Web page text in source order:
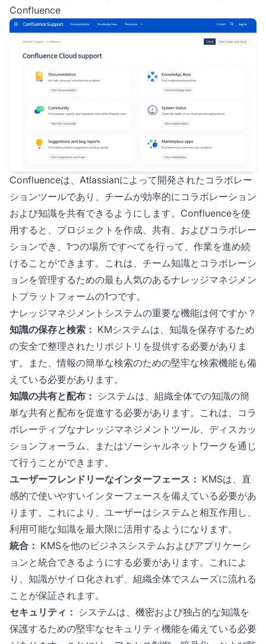
Confluence
Confluenceは、Atlassianによって開発されたコラボレー
ションツールであり、チームが効率的にコラボレーション
および知識を共有できるようにします。Confluenceを使
用すると、プロジェクトを作成、共有、およびコラボレー
ションでき、1つの場所ですべてを行って、作業を進め続
けることができます。これは、チーム知識とコラボレーシ
ョンを管理するための最も人気のあるナレッジマネジメン
トプラットフォームの1つです。
ナレッジマネジメントシステムの重要な機能は何ですか？
知識の保存と検索： KMシステムは、知識を保存するため
の安全で整理されたリポジトリを提供する必要がありま
す。また、情報の簡単な検索のための堅牢な検索機能も備
えている必要があります。
知識の共有と配布： システムは、組織全体での知識の簡
単な共有と配布を促進する必要があります。これは、コラ
ボレーティブなナレッジマネジメントツール、ディスカッ
ションフォーラム、またはソーシャルネットワークを通じ
て行うことができます。
ユーザーフレンドリーなインターフェース： KMSは、直
感的で使いやすいインターフェースを備えている必要があ
ります。これにより、ユーザーはシステムと相互作用し、
利用可能な知識を最大限に活用するようになります。
統合： KMSを他のビジネスシステムおよびアプリケーシ
ョンと統合できるようにする必要があります。これによ
り、知識がサイロ化されず、組織全体でスムーズに流れる
ことが保証されます。
セキュリティ： システムは、機密および独占的な知識を
保護するための堅牢なセキュリティ機能を備えている必要